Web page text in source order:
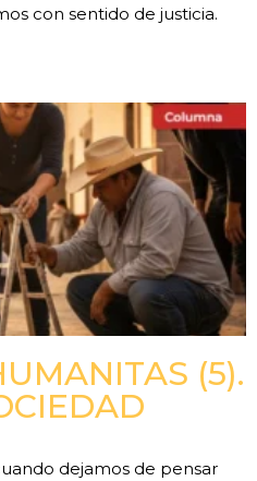
con sentido de justicia.
(5).
dejamos de pensar